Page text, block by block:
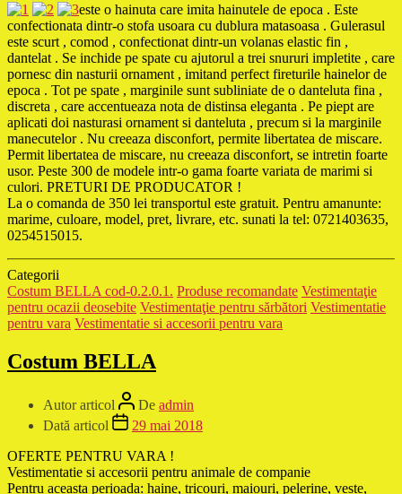
este o hainuta care imita hainutele de epoca . Este
confectionata dintr-o stofa usoara cu dublura matasoasa . Gulerasul
este scurt , comod , confectionat dintr-un volanas elastic fin ,
dantelat . Se inchide pe spate cu ajutorul a trei snururi impletite , care
pornesc din nasturii ornament , imitand perfect fireturile hainelor de
epoca . Tot pe spate , marginile sunt subliniate de o danteluta fina ,
discreta , care accentueaza nota de distinsa eleganta . Pe piept are
aplicati doi nasturasi ornament si danteluta , precum si la marginile
manecutelor . Nu creeaza disconfort, permite libertatea de miscare.
Permit libertatea de miscare, nu creeaza disconfort, se intretin foarte
usor. Peste 300 de modele intr-o gama foarte variata de marimi si
culori. PRETURI DE PRODUCATOR !
La o comanda de 350 lei transportul este gratuit. Pentru amanunte:
marime, culoare, model, pret, livrare, etc. sunati la tel: 0721403635,
0254515015.
Categorii
Costum BELLA cod-0.2.0.1. Produse recomandate Vestimentaţie
pentru ocazii deosebite Vestimentaţie pentru sărbători Vestimentatie
pentru vara Vestimentatie si accesorii pentru vara
Costum BELLA
Autor articol De admin
Dată articol
29 mai 2018
OFERTE PENTRU VARA !
Vestimentatie si accesorii pentru animale de companie
Pentru aceasta perioada: haine, tricouri, maiouri, pelerine, veste,